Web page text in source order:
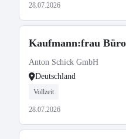
28.07.2026
Kaufmann:frau
Anton Schick GmbH
Deutschland
Vollzeit
28.07.2026